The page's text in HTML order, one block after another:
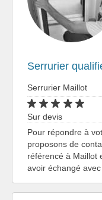
Serrurier
Serrurier Maillot
Sur devis
Pour répondre à
proposons de
référencé à Maillot
avoir échangé